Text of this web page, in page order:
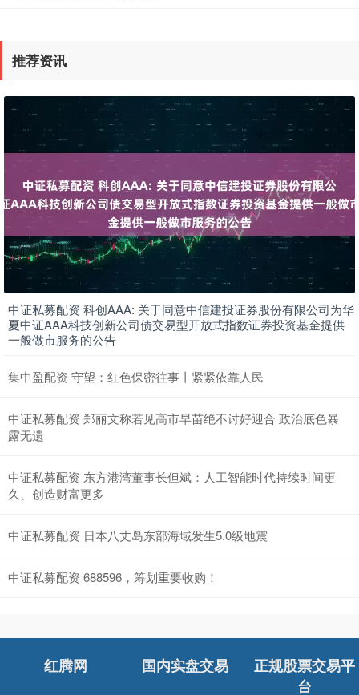
推荐资讯
中证私募配资 科创AAA: 关于同意中信建投证券股份有限公司为华
夏中证AAA科技创新公司债交易型开放式指数证券投资基金提供
一般做市服务的公告
集中盈配资 守望：红色保密往事丨紧紧依靠人民
中证私募配资 郑丽文称若见高市早苗绝不讨好迎合 政治底色暴
露无遗
中证私募配资 东方港湾董事长但斌：人工智能时代持续时间更
久、创造财富更多
中证私募配资 日本八丈岛东部海域发生5.0级地震
中证私募配资 688596，筹划重要收购！
红腾网 国内实盘交易
正规股票交易平
台